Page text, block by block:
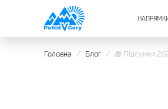
Головна / Блог / 🎁 Підсумки